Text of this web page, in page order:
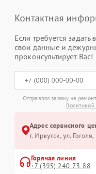
Контактная
Если требуется задать
свои данные и
проконсультирует Вас!
Отправляя заявку на
Политикой
Адрес сервисного
г. Иркутск, ул. ​Гоголя,
Горячая линия
+7 (395) 240-73-88